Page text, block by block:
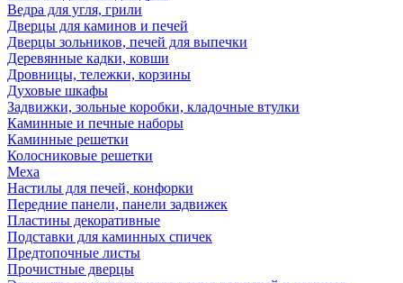
Ведра для угля, грили
Дверцы для каминов и печей
Дверцы зольников, печей для выпечки
Деревянные кадки, ковши
Дровницы, тележки, корзины
Духовые шкафы
Задвижки, зольные коробки, кладочные втулки
Каминные и печные наборы
Каминные решетки
Колосниковые решетки
Меха
Настилы для печей, конфорки
Передние панели, панели задвижек
Пластины декоративные
Подставки для каминных спичек
Предтопочные листы
Прочистные дверцы